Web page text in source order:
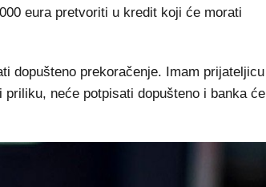
eura pretvoriti u kredit koji će morati
dopušteno prekoračenje. Imam prijateljicu
neće potpisati dopušteno i banka će